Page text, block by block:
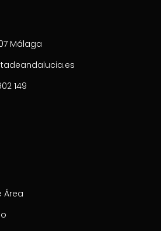
Málaga
149
Área